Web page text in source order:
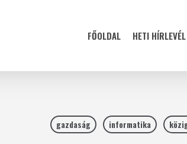
FŐOLDAL HETI HÍRLEVÉL
gazdaság informatika